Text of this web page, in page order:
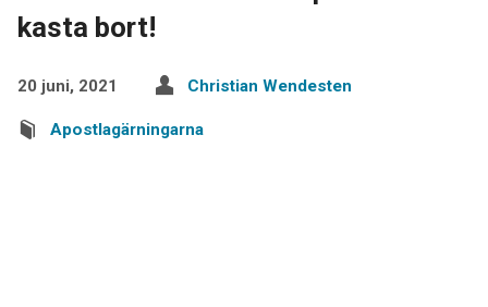
kasta bort!
20 juni, 2021 Christian Wendesten
Apostlagärningarna